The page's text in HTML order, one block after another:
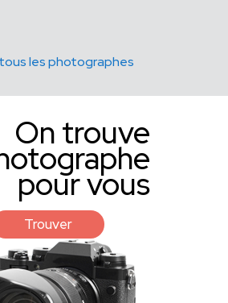
les photographes
On trouve
pour vous
Trouver